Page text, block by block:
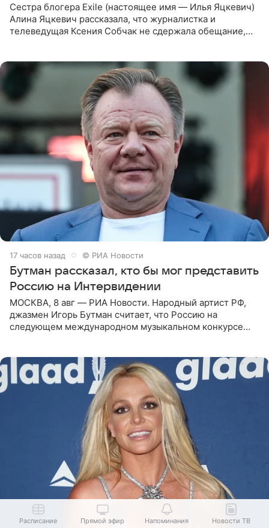
Сестра блогера Exile (настоящее имя — Илья Яцкевич)
Алина Яцкевич рассказала, что журналистка и
телеведущая Ксения Собчак не сдержала обещание,
17 часов назад © РИА Новости
Бутман рассказал, кто бы мог представить
Россию на Интервидении
МОСКВА, 8 авг — РИА Новости. Народный артист РФ,
джазмен Игорь Бутман считает, что Россию на
следующем международном музыкальном конкурсе
Расписание Прямой эфир Напоминания Новости ТВ